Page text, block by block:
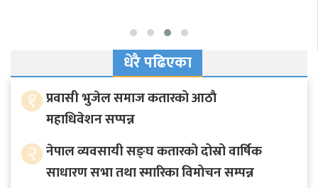
धेरै पढिएका
१ प्रवासी भुजेल समाज कतारको आठाै
महाधिवेशन सप्पन्न
२ नेपाल व्यवसायी सङ्घ कतारको दोस्रो वार्षिक
साधारण सभा तथा स्मारिका विमोचन सम्पन्न